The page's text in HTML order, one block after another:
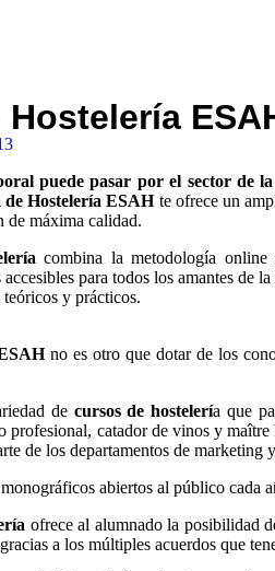
puede pasar por el sector de
de Hostelería ESAHte ofrece un
de máxima calidad.
combina la metodología online
para todos los amantes de
y prácticos.
no es otro que dotar de los
de cursos de hostelería que
profesional, catador de vinos y
de los departamentos de marketing
abiertos al público
ofrece al alumnado la posibilidad
a los múltiples acuerdos que